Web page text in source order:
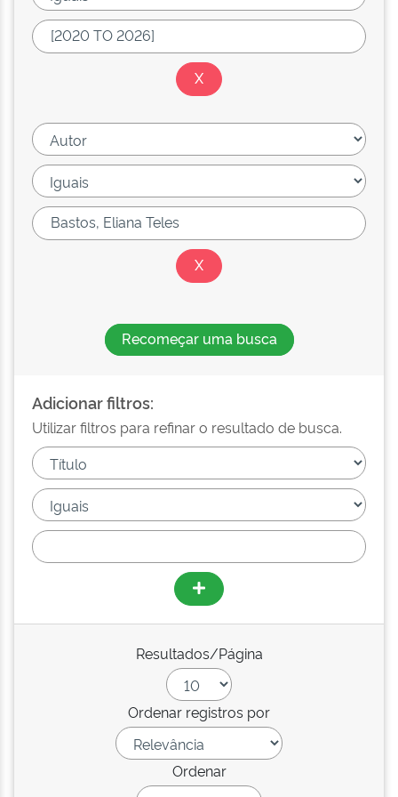
Recomeçar uma busca
Adicionar filtros:
Utilizar filtros para refinar o resultado de busca.
Resultados/Página
Ordenar registros por
Ordenar